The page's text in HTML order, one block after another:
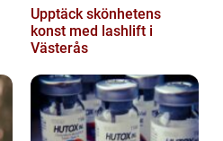
Upptäck skönhetens
konst med lashlift i
Västerås